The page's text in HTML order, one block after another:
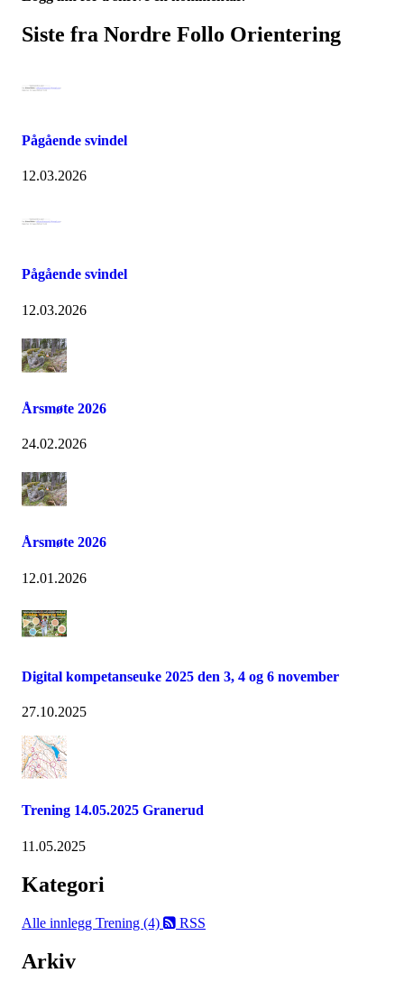
Siste fra Nordre Follo Orientering
Pågående svindel
12.03.2026
Pågående svindel
12.03.2026
Årsmøte 2026
24.02.2026
Årsmøte 2026
12.01.2026
Digital kompetanseuke 2025 den 3, 4 og 6 november
27.10.2025
Trening 14.05.2025 Granerud
11.05.2025
Kategori
Alle innlegg Trening (4) RSS
Arkiv